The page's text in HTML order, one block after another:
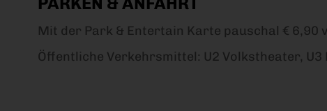
Mit der Park & Entertain Karte pauschal €
Öffentliche Verkehrsmittel: U2 Volkstheater,